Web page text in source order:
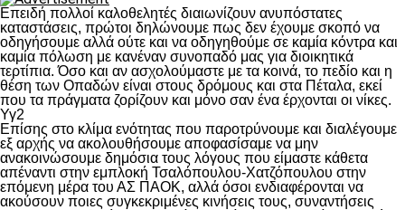
Επειδή πολλοί καλοθελητές διαιωνίζουν ανυπόστατες
καταστάσεις, πρώτοι δηλώνουμε πως δεν έχουμε σκοπό να
οδηγήσουμε αλλά ούτε και να οδηγηθούμε σε καμία κόντρα και
καμία πόλωση με κανέναν συνοπαδό μας για διοικητικά
τερτίπια. Όσο και αν ασχολούμαστε με τα κοινά, το πεδίο και η
θέση των Οπαδών είναι στους δρόμους και στα Πέταλα, εκεί
που τα πράγματα ζορίζουν και μόνο σαν ένα έρχονται οι νίκες.
Υγ2
Επίσης στο κλίμα ενότητας που παροτρύνουμε και διαλέγουμε
εξ αρχής να ακολουθήσουμε αποφασίσαμε να μην
ανακοινώσουμε δημόσια τους λόγους που είμαστε κάθετα
απέναντι στην εμπλοκή Τσαλόπουλου-Χατζόπουλου στην
επόμενη μέρα του ΑΣ ΠΑΟΚ, αλλά όσοι ενδιαφέρονται να
ακούσουν ποιες συγκεκριμένες κινήσεις τους, συναντήσεις